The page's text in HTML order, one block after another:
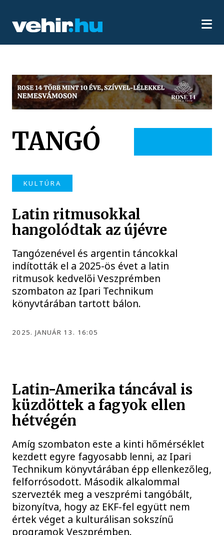
TANGÓ
KULTÚRA
Latin ritmusokkal
hangolódtak az újévre
Tangózenével és argentin táncokkal
indították el a 2025-ös évet a latin
ritmusok kedvelői Veszprémben
szombaton az Ipari Technikum
könyvtárában tartott bálon.
2025. JANUÁR 13. 16:05
Latin-Amerika táncával is
küzdöttek a fagyok ellen
hétvégén
Amíg szombaton este a kinti hőmérséklet
kezdett egyre fagyosabb lenni, az Ipari
Technikum könyvtárában épp ellenkezőleg,
felforrósodott. Második alkalommal
szervezték meg a veszprémi tangóbált,
bizonyítva, hogy az EKF-fel együtt nem
értek véget a kulturálisan sokszínű
programok Veszprémben.